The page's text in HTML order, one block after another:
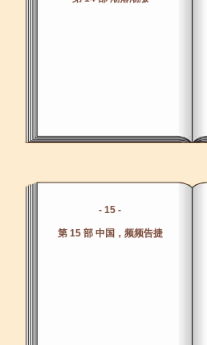
- 15 -
第 15 部 中国，频频告捷